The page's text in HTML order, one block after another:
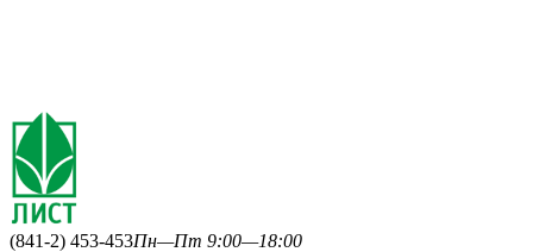
(841-2) 453-453Пн—Пт 9:00—18:00